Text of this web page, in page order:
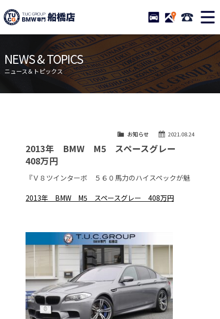
TUCグループ BMW専門 船
STOCK ACCESS 047-
ニュース
在庫リスト
目玉車両一覧
店舗紹介
保証＆サービス
アクセスマップ
自動車保険
TUCとは？
納車blog
スタッフblog
会社概要
NEWS & TOPICS
ニュース＆トピックス
2021.08.24
お知らせ
2013年 BMW M5 スペースグレー
408万円
『Ｖ８ツインターボ ５６０馬力のハイスペックが魅
2013年 BMW M5 スペースグレー 408万円